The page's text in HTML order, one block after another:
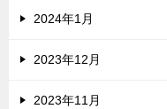
2024年1月
2023年12月
2023年11月